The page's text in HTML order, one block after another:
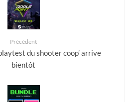
Précédent
du shooter coop’ arrive
bientôt